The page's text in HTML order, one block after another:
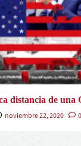
distancia de
noviembre 22, 2020 0